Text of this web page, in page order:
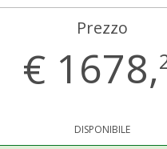
Prezzo
€ 1678,
DISPONIBILE